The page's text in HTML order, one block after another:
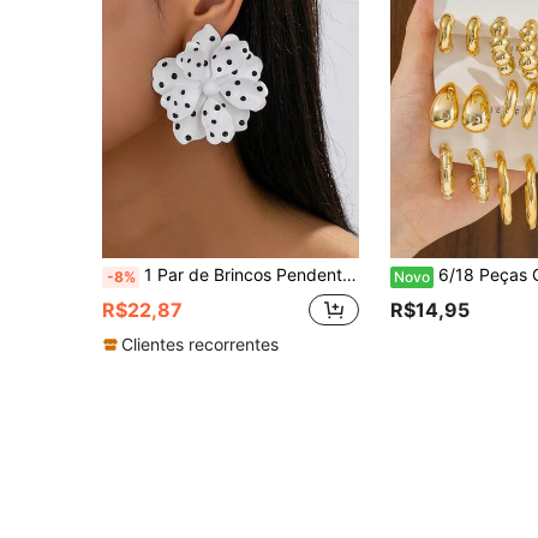
-8% 1 Par de Brincos Pendentes Grandes com Poá e Floral, Brincos Longos Exagerados e Requintados com Floral, Adequados para Festa e Uso Diário para Mulheres
R$22,87
Clientes recorrentes
Novo 6/18 Peças Conjunto de Brincos Femininos de Moda Dourados CCB, Novos Brincos em Formato de
R$14,95